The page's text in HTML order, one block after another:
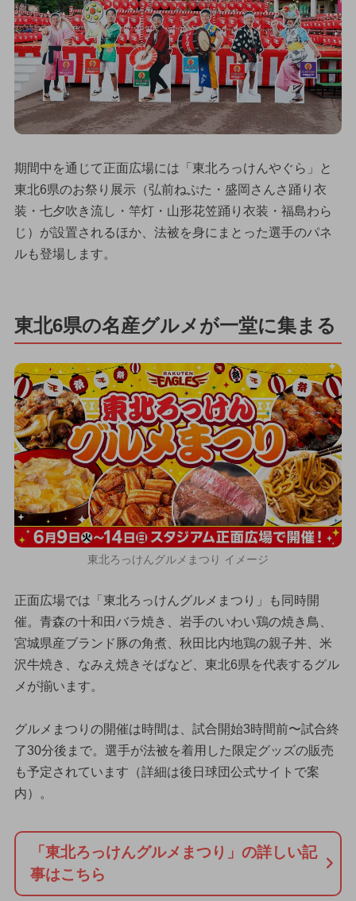
期間中を通じて正面広場には「東北ろっけんやぐら」と
東北6県のお祭り展示（弘前ねぷた・盛岡さんさ踊り衣
装・七夕吹き流し・竿灯・山形花笠踊り衣装・福島わら
じ）が設置されるほか、法被を身にまとった選手のパネ
ルも登場します。
東北6県の名産グルメが一堂に集まる
東北ろっけんグルメまつり イメージ
正面広場では「東北ろっけんグルメまつり」も同時開
催。青森の十和田バラ焼き、岩手のいわい鶏の焼き鳥、
宮城県産ブランド豚の角煮、秋田比内地鶏の親子丼、米
沢牛焼き、なみえ焼きそばなど、東北6県を代表するグル
メが揃います。
グルメまつりの開催は時間は、試合開始3時間前〜試合終
了30分後まで。選手が法被を着用した限定グッズの販売
も予定されています（詳細は後日球団公式サイトで案
内）。
「東北ろっけんグルメまつり」の詳しい記
事はこちら